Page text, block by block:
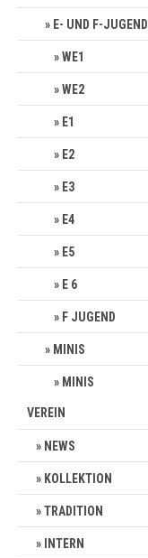
E- UND F-JUGEND
WE1
WE2
E1
E2
E3
E4
E5
E 6
F JUGEND
MINIS
MINIS
VEREIN
NEWS
KOLLEKTION
TRADITION
INTERN